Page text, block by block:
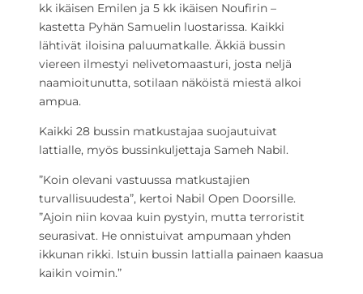
kk ikäisen Emilen ja 5 kk ikäisen Noufirin –
kastetta Pyhän Samuelin luostarissa. Kaikki
lähtivät iloisina paluumatkalle. Äkkiä bussin
viereen ilmestyi nelivetomaasturi, josta neljä
naamioitunutta, sotilaan näköistä miestä alkoi
ampua.
Kaikki 28 bussin matkustajaa suojautuivat
lattialle, myös bussinkuljettaja Sameh Nabil.
”Koin olevani vastuussa matkustajien
turvallisuudesta”, kertoi Nabil Open Doorsille.
”Ajoin niin kovaa kuin pystyin, mutta terroristit
seurasivat. He onnistuivat ampumaan yhden
ikkunan rikki. Istuin bussin lattialla painaen kaasua
kaikin voimin.”